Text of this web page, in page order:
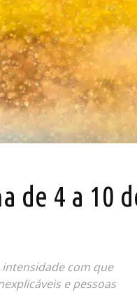
de 4 a 10
com que
e pessoas